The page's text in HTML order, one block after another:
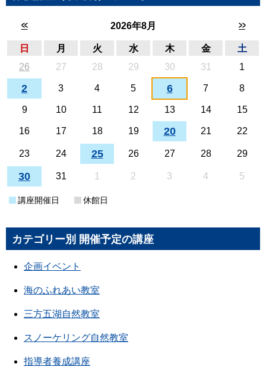
<< 2026年8月 >>
日 月 火 水 木 金
土
26
27 28 29 30 31 1
2 3 4 5 6 7 8
9 10 11 12 13 14 15
16 17 18 19 20 21 22
23 24 25 26 27 28 29
30 31 1 2 3 4 5
講座開催日 休館日
カテゴリー別 開催予定の講座
企画イベント
海のふれあい教室
三方五湖自然教室
スノーケリング自然教室
指導者養成講座